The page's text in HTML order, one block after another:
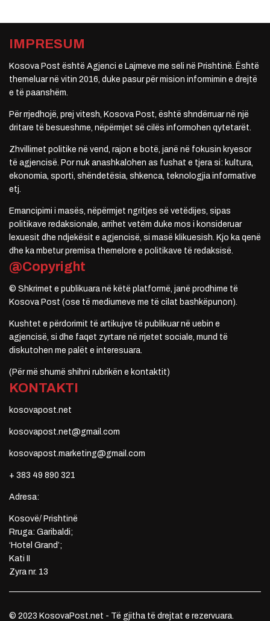
IMPRESUM
Kosova Post është Agjenci e Lajmeve me seli në Prishtinë. Është
themeluar në vitin 2016, duke pasur për mision informimin e drejtë
e të paanshëm.
Për rrjedhojë, prej vitesh, Kosova Post, është shndërruar në një
dritare të besueshme, nëpërmjet së cilës informohen qytetarët.
Zhvillimet politike në vend, rajon e botë, janë në fokusin kryesor
të agjencisë. Por nuk anashkalohen as fushat e tjera si: kultura,
ekonomia, sporti, shëndetësia, shkenca, teknologjia informative
etj.
Emancipimi i masës, nëpërmjet ngritjes së vetëdijes, sipas
politikave redaksionale, arrihet vetëm duke mos i konsideruar
lexuesit dhe ndjekësit e agjencisë, si masë klikuesish. Kjo ka qenë
dhe ka mbetur premisa themelore e politikave të redaksisë.
@Copyright
© Shkrimet e publikuara në këtë platformë, janë prodhime të
Kosova Post (ose të mediumeve me të cilat bashkëpunon).
Kushtet e përdorimit të artikujve të publikuar në uebin e
agjencisë, si dhe faqet zyrtare në rrjetet sociale, mund të
diskutohen me palët e interesuara.
(Për më shumë shihni rubrikën e kontaktit)
KONTAKTI
kosovapost.net
kosovapost.net@gmail.com
kosovapost.marketing@gmail.com
+ 383 49 890 321
Adresa:
Kosovë/ Prishtinë
Rruga: Garibaldi;
‘Hotel Grand’;
Kati II
Zyra nr. 13
© 2023 KosovaPost.net - Të gjitha të drejtat e rezervuara.